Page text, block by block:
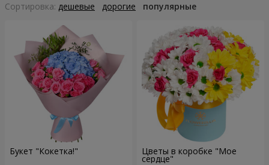
Cортировка: дешевые дорогие популярные
Букет "Кокетка!" Цветы в коробке "Мое
сердце"